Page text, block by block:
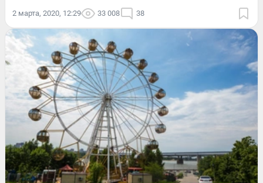
2 марта, 2020, 12:29 33 008 38